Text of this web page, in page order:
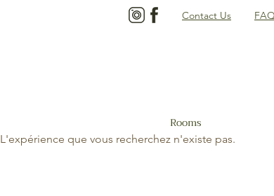
Contact Us
Rooms
L'expérience que vous recherchez n'existe pas.